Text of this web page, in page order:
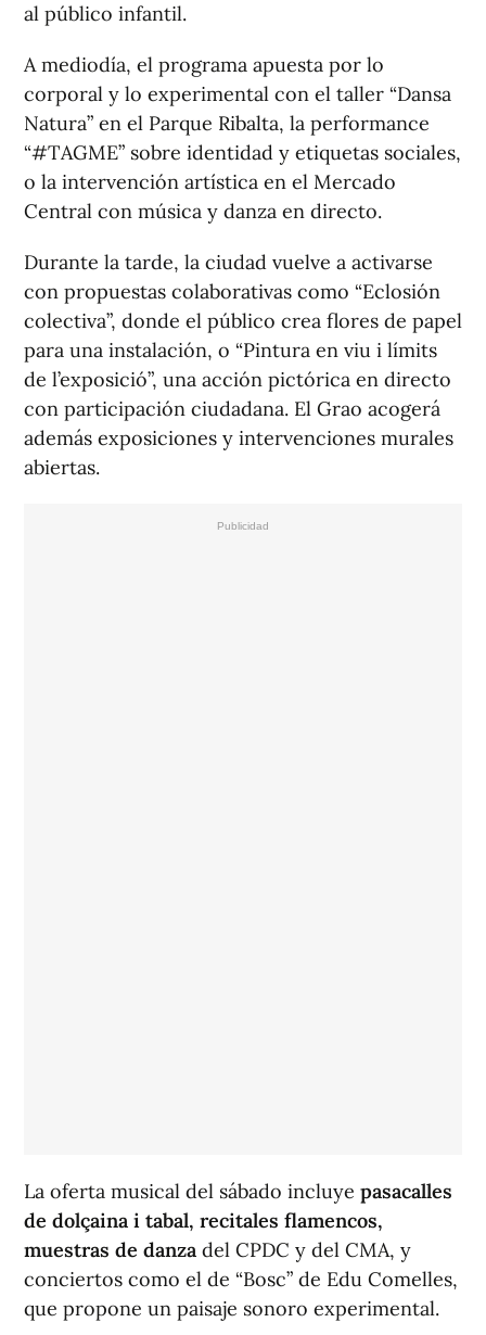
al público infantil.
A mediodía, el programa apuesta por lo
corporal y lo experimental con el taller “Dansa
Natura” en el Parque Ribalta, la performance
“#TAGME” sobre identidad y etiquetas sociales,
o la intervención artística en el Mercado
Central con música y danza en directo.
Durante la tarde, la ciudad vuelve a activarse
con propuestas colaborativas como “Eclosión
colectiva”, donde el público crea flores de papel
para una instalación, o “Pintura en viu i límits
de l’exposició”, una acción pictórica en directo
con participación ciudadana. El Grao acogerá
además exposiciones y intervenciones murales
abiertas.
La oferta musical del sábado incluye pasacalles
de dolçaina i tabal, recitales flamencos,
muestras de danza del CPDC y del CMA, y
conciertos como el de “Bosc” de Edu Comelles,
que propone un paisaje sonoro experimental.